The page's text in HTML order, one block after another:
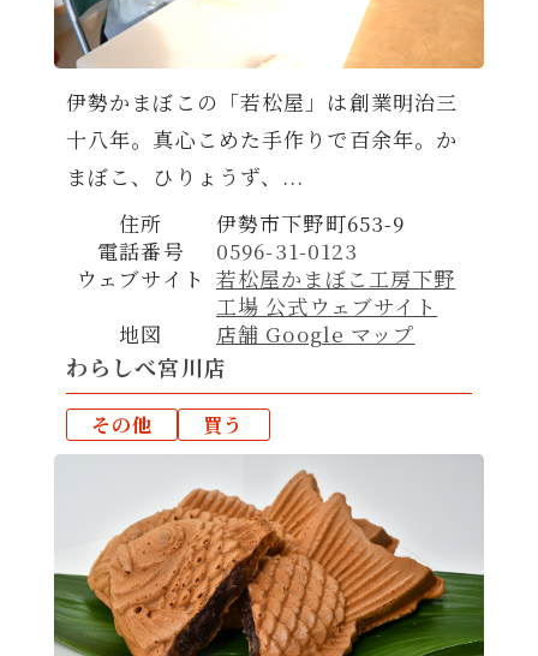
伊勢かまぼこの「若松屋」は創業明治三
十八年。真心こめた手作りで百余年。か
まぼこ、ひりょうず、...
住所
伊勢市下野町653-9
電話番号
0596-31-0123
ウェブサイト 若松屋かまぼこ工房下野
工場 公式ウェブサイト
地図
店舗 Google マップ
わらしべ宮川店
その他 買う